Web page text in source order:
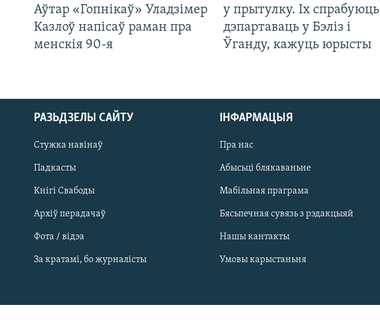
САЧЫЦЕ ЗА АБНАЎЛЕНЬНЯМІ
Аўтар «Гопнікаў» Уладзімер
Казлоў напісаў раман пра
менскія 90-я
у прытулку. Іх спрабуюць
дэпартаваць у Бэліз і
Ўганду, кажуць юрысты
РАЗЬДЗЕЛЫ САЙТУ
Стужка навінаў
Падкасты
Кнігі Свабоды
Архіў перадачаў
Фота / відэа
За кратамі, бо журналісты
ІНФАРМАЦЫЯ
Пра нас
Абысьці блякаваньне
Мабільная праграма
Бясьпечная сувязь з рэдакцыяй
Нашы кантакты
Умовы карыстаньня